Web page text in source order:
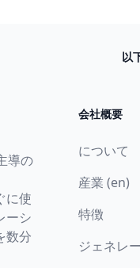
以
導の
に使
ーシ
数分
会社概要
について
産業 (en)
特徴
ジェネレ